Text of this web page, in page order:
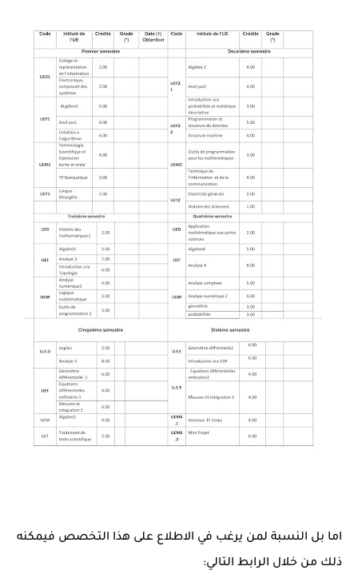
اما بل النسبة لمن يرغب في الاطلاع على هذا التخصص فيمكنه
ذلك من خلال الرابط التالي: